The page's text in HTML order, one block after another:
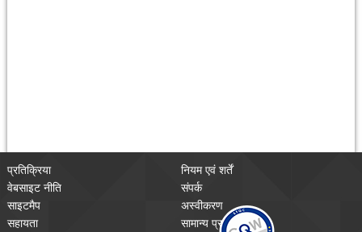
प्रतिक्रिया
नियम एवं शर्तें
वेबसाइट नीति
संपर्क
साइटमैप
अस्वीकरण
सहायता
सामान्य प्रश्न